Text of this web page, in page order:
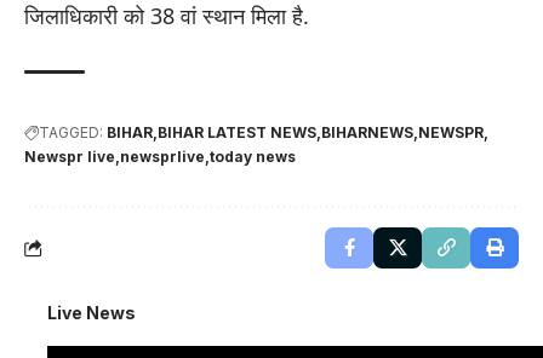
जिलाधिकारी को 38 वां स्थान मिला है.
TAGGED: BIHAR BIHAR LATEST NEWS BIHARNEWS NEWSPR
Newspr live newsprlive today news
Live News